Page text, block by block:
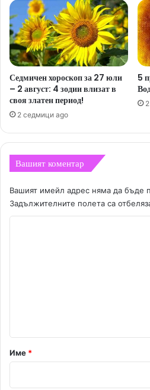
Седмичен хороскоп за 27 юли
– 2 август: 4 зодии влизат в
своя златен период!
2 седмици ago
5
Вашият коментар
Вашият имейл адрес няма да бъде
Задължителните полета са
р
:
*
Име *